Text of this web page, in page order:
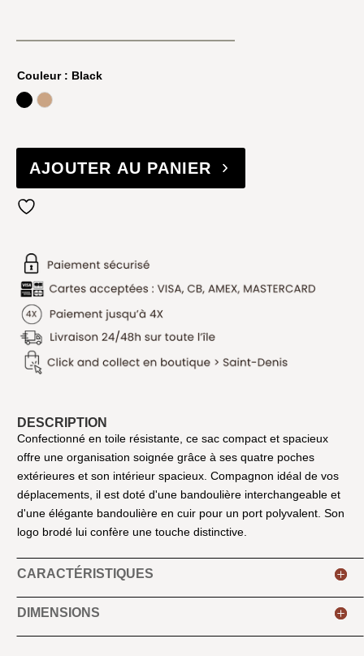
Couleur: Black
BlackCamel
AJOUTER AU PANIER
DESCRIPTION
Confectionné en toile résistante, ce sac compact et spacieux
offre une organisation soignée grâce à ses quatre poches
extérieures et son intérieur spacieux. Compagnon idéal de vos
déplacements, il est doté d'une bandoulière interchangeable et
d'une élégante bandoulière en cuir pour un port polyvalent. Son
logo brodé lui confère une touche distinctive.
CARACTÉRISTIQUES
DIMENSIONS